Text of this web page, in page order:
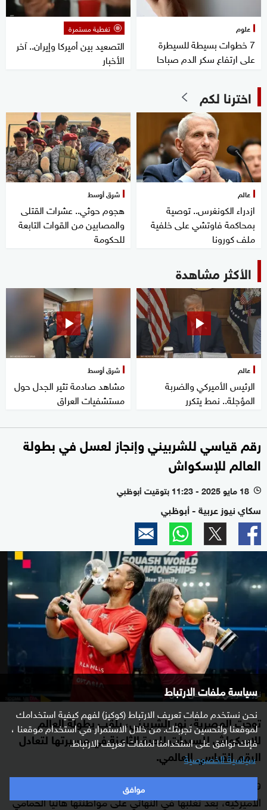
سياسة ملفات الارتباط
نحن نستخدم ملفات تعريف الارتباط (كوكيز) لفهم كيفية استخدامك
لموقعنا ولتحسين تجربتك. من خلال الاستمرار في استخدام موقعنا ،
فإنك توافق على استخدامنا لملفات تعريف الارتباط.
سياسية الخصوصية
موافق
علوم
7 خطوات بسيطة للسيطرة
على ارتفاع سكر الدم صباحا
تغطية مستمرة
التصعيد بين أميركا وإيران.. آخر
الأخبار
اخترنا لكم
عالم
ازدراء الكونغرس.. توصية
بمحاكمة فاوتشي على خلفية
ملف كورونا
شرق أوسط
هجوم حوثي.. عشرات القتلى
والمصابين من القوات التابعة
للحكومة
الأكثر مشاهدة
عالم
الرئيس الأميركي والضربة
المؤجلة.. نمط يتكرر
شرق أوسط
مشاهد صادمة تثير الجدل حول
مستشفيات العراق
رقم قياسي للشربيني وإنجاز لعسل في بطولة
العالم للإسكواش
l 18 مايو 2025 - 11:23 بتوقيت أبوظبي
سكاي نيوز عربية - أبوظبي
نور الشربيني ومصطفى عسل
توجت المصرية، نور الشربيني، بلقب بطولة العالم
للإسكواش للسيدات للمرة الثامنة في مسيرتها لتعادل
الرقم القياسي العالمي.
وفازت الشربيني (29 عاما) بلقب بطولة العالم في
الأميركية، بعد تغلبها في النهائي على مواطنتها هانيا الحمامي